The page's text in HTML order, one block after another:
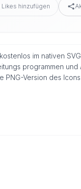
Likes hinzufügen
im nativen
programmen
PNG-Version des